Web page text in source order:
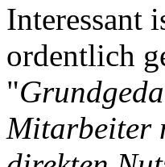
Interessant
ordentlich
"
Mitarbeiter